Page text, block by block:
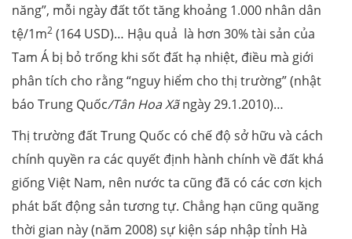
năng”, mỗi ngày đất tốt tăng khoảng 1.000 nhân dân
tệ/1m2 (164 USD)… Hậu quả là hơn 30% tài sản của
Tam Á bị bỏ trống khi sốt đất hạ nhiệt, điều mà giới
phân tích cho rằng “nguy hiểm cho thị trường” (nhật
báo Trung Quốc/Tân Hoa Xãngày29.1.2010)…
Thị trường đất Trung Quốc có chế độ sở hữu và cách
chính quyền ra các quyết định hành chính về đất khá
giống Việt Nam, nên nước ta cũng đã có các cơn kịch
phát bất động sản tương tự. Chẳng hạn cũng quãng
thời gian này (năm 2008) sự kiện sáp nhập tỉnh Hà